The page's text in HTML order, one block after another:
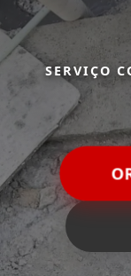
SERVIÇO